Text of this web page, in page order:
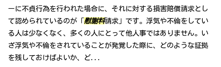
ーに不貞行為を行われた場合に、それに対する損害賠償請求とし
て認められているのが「 慰謝料請求」です。浮気や不倫をしてい
る人は少なくなく、多くの人にとって他人事ではありません。い
ざ浮気や不倫をされていることが発覚した際に、どのような証拠
を残しておけばよいか、ど...